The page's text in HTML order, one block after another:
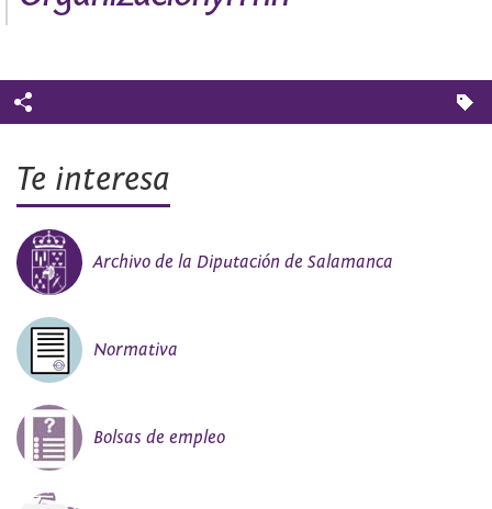
Te interesa
Archivo de la Diputación de Salamanca
Normativa
Bolsas de empleo